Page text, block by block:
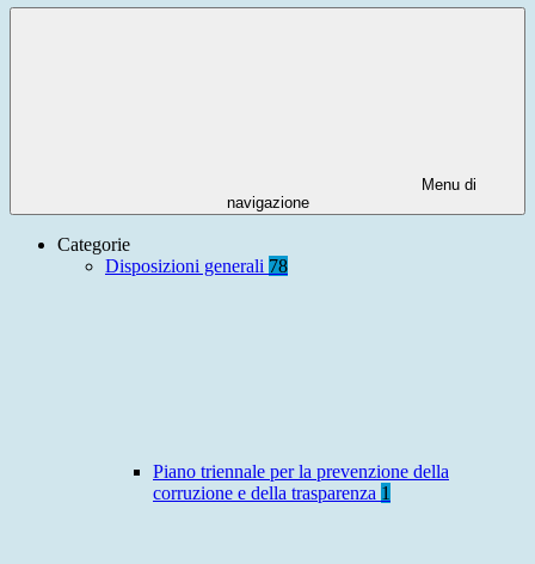
Menu di
navigazione
Categorie
Disposizioni generali 78
Piano triennale per la prevenzione della
corruzione e della trasparenza 1